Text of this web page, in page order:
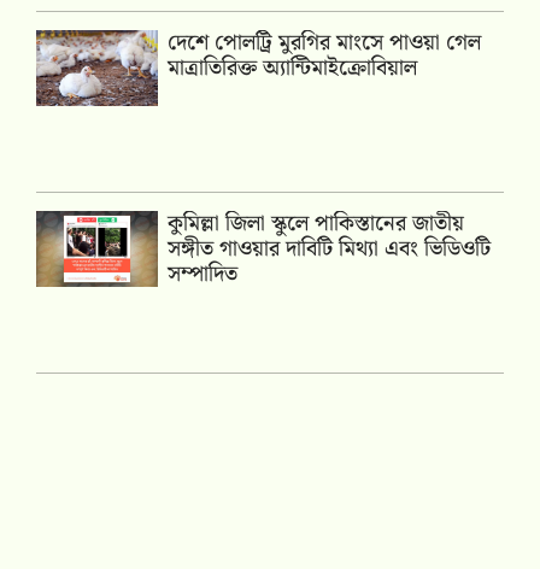
দেশে পোলট্রি মুরগির মাংসে পাওয়া গেল
মাত্রাতিরিক্ত অ্যান্টিমাইক্রোবিয়াল
কুমিল্লা জিলা স্কুলে পাকিস্তানের জাতীয়
সঙ্গীত গাওয়ার দাবিটি মিথ্যা এবং ভিডিওটি
সম্পাদিত